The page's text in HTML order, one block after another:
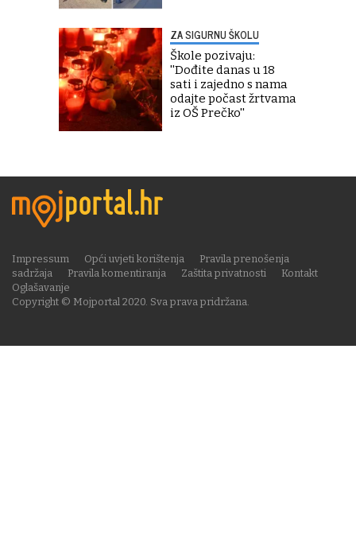
ZA SIGURNU ŠKOLU
Škole pozivaju:
''Dođite danas u 18
sati i zajedno s nama
odajte počast žrtvama
iz OŠ Prečko''
Copyright © Mojportal 2020. Sva prava pridržana.
Impressum Opći uvjeti korištenja
Pravila prenošenja
sadržaja
Pravila komentiranja Zaštita privatnosti
Kontakt
Oglašavanje